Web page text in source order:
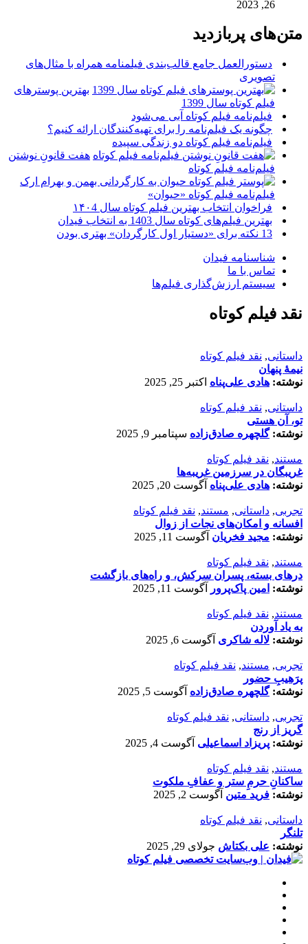
26, 2023
متن‌های پربازدید
دستورالعمل جامع قالب‌بندی فیلمنامه همراه با مثال‌های
تصویری
بهترین پوسترهای
فیلم کوتاه سال 1399
فیلم‌نامه فیلم کوتاه آبی می‌شود
چگونه یک فیلم‌نامه را برای تهیه‌کنندگان ارائه کنیم؟
فیلم‌نامه فیلم کوتاه دو زندگی سپیده
هفت قانونِ نوشتن
فیلم‌نامه فیلم کوتاه
فیلم‌نامه فیلم کوتاه «حیوان»
فراخوان انتخاب بهترین فیلم کوتاه سال ۱۴۰4
بهترین فیلم‌های کوتاه سال 1403 به انتخاب فیدان
13 نکته برای «دستیار اول کارگردان» بهتری بودن
شناسنامه فیدان
تماس با ما
سیستم ارزش‌گذاری فیلم‌ها
نقد فیلم کوتاه
داستانی, نقد فیلم کوتاه
نیمۀ پنهان
نوشته: هادی علی‌پناه اکتبر 25, 2025
داستانی, نقد فیلم کوتاه
تو، آن هستی
نوشته:گلچهره صادق‌زاده سپتامبر 9, 2025
مستند, نقد فیلم کوتاه
غریبگان در سرزمین غریبه‌ها
نوشته: هادی علی‌پناه آگوست 20, 2025
تجربی, داستانی, مستند, نقد فیلم کوتاه
افسانه‌ و امکان‌های نجات از زوال
نوشته: مجید فخریان آگوست 11, 2025
مستند, نقد فیلم کوتاه
درهای بسته، پسران سرکش، و راه‌های بازگشت
نوشته: امین پاک‌پرور آگوست 11, 2025
مستند, نقد فیلم کوتاه
به یاد آوردن
نوشته: لاله شاکری آگوست 6, 2025
تجربی, مستند, نقد فیلم کوتاه
پرَهیب‌ِ حضور
نوشته:گلچهره صادق‌زاده آگوست 5, 2025
تجربی, داستانی, نقد فیلم کوتاه
گریز از رنج
نوشته: پریزاد اسماعیلی آگوست 4, 2025
مستند, نقد فیلم کوتاه
ساکنانِ حرمِ ستر و عفافِ ملکوت
نوشته: فرید متین آگوست 2, 2025
داستانی, نقد فیلم کوتاه
تلنگر
نوشته: علی بکتاش جولای 29, 2025